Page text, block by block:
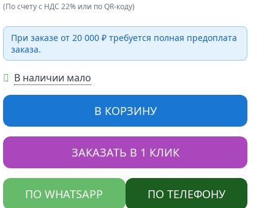
(По счету с НДС 22% или по QR-коду)
При заказе от 20 000 ₽ требуется полная предоплата
заказа.
В наличии мало
В КОРЗИНУ
ЗАКАЗАТЬ В 1 КЛИК
ПО WHATSAPP ПО ТЕЛЕФОНУ